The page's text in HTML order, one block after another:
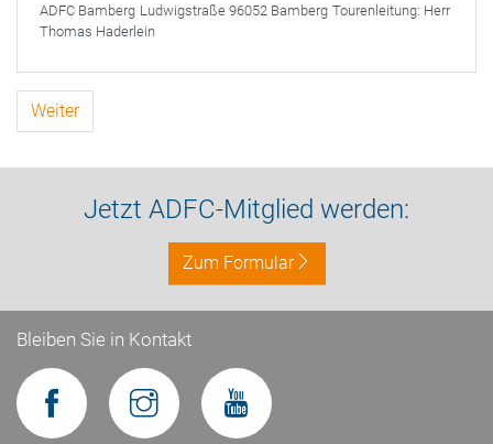
ADFC Bamberg Ludwigstraße 96052 Bamberg Tourenleitung: Herr
Thomas Haderlein
Weiter
Jetzt ADFC-Mitglied werden:
Zum Formular
Bleiben Sie in Kontakt